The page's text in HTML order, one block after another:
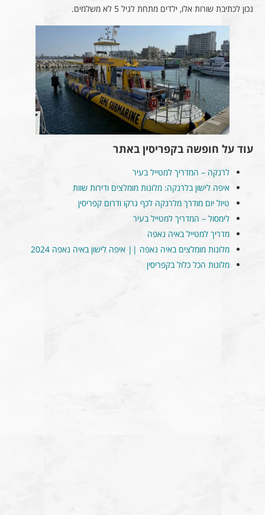
נכון לכתיבת שורות אלו, ילדים מתחת לגיל 5 לא משלמים.
עוד על חופשה בקפריסין באתר
לרנקה – המדריך למטייל בעיר
איפה לישון בלרנקה: מלונות מומלצים ודירות שוות
טיול יום מודרך מלרנקה לכף גרקו ודרום קפריסין
לימסול – המדריך למטייל בעיר
מדריך למטייל באיה נאפה
מלונות מומלצים באיה נאפה || איפה לישון באיה נאפה 2024
מלונות הכל כלול בקפריסין